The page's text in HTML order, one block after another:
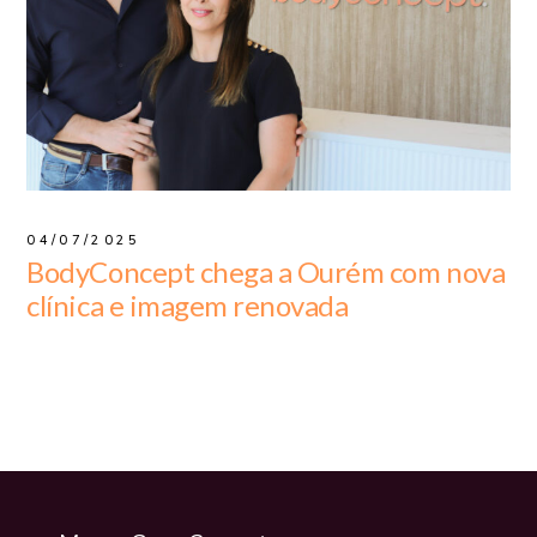
04/07/2025
BodyConcept chega a Ourém com nova
clínica e imagem renovada